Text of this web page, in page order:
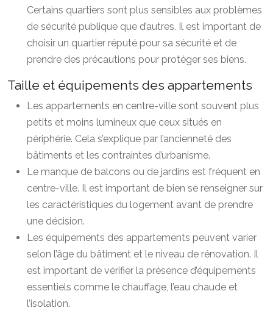
Certains quartiers sont plus sensibles aux problèmes
de sécurité publique que d’autres. Il est important de
choisir un quartier réputé pour sa sécurité et de
prendre des précautions pour protéger ses biens.
Taille et équipements des appartements
Les appartements en centre-ville sont souvent plus
petits et moins lumineux que ceux situés en
périphérie. Cela s’explique par l’ancienneté des
bâtiments et les contraintes d’urbanisme.
Le manque de balcons ou de jardins est fréquent en
centre-ville. Il est important de bien se renseigner sur
les caractéristiques du logement avant de prendre
une décision.
Les équipements des appartements peuvent varier
selon l’âge du bâtiment et le niveau de rénovation. Il
est important de vérifier la présence d’équipements
essentiels comme le chauffage, l’eau chaude et
l’isolation.